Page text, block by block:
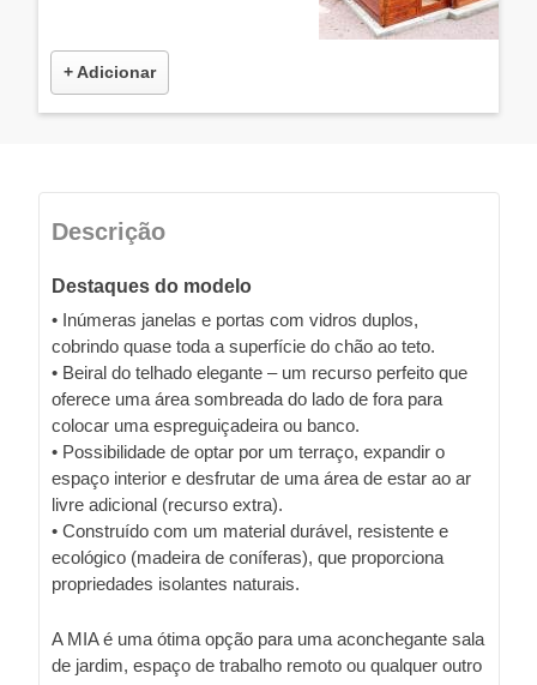
+ Adicionar
Descrição
Destaques do modelo
• Inúmeras janelas e portas com vidros duplos,
cobrindo quase toda a superfície do chão ao teto.
• Beiral do telhado elegante – um recurso perfeito que
oferece uma área sombreada do lado de fora para
colocar uma espreguiçadeira ou banco.
• Possibilidade de optar por um terraço, expandir o
espaço interior e desfrutar de uma área de estar ao ar
livre adicional (recurso extra).
• Construído com um material durável, resistente e
ecológico (madeira de coníferas), que proporciona
propriedades isolantes naturais.
A MIA é uma ótima opção para uma aconchegante sala
de jardim, espaço de trabalho remoto ou qualquer outro